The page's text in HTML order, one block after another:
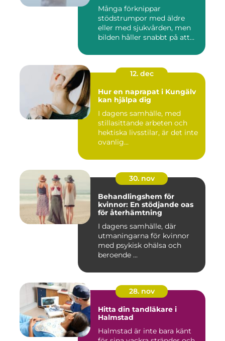
Många förknippar
stödstrumpor med äldre
eller med sjukvården, men
bilden håller snabbt på att
12. dec
Hur en naprapat i Kungälv
kan hjälpa dig
I dagens samhälle, med
stillasittande arbeten och
hektiska livsstilar, är det inte
ovanlig...
30. nov
Behandlingshem för
kvinnor: En stödjande oas
för återhämtning
I dagens samhälle, där
utmaningarna för kvinnor
med psykisk ohälsa och
beroende ...
28. nov
Hitta din tandläkare i
Halmstad
Halmstad är inte bara känt